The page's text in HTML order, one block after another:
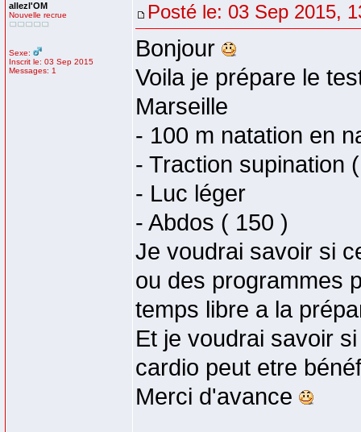
allezl'OM
Nouvelle recrue
Sexe:
Inscrit le: 03 Sep 2015
Messages: 1
Posté le: 03 Sep 2015,
Bonjour
Voila je prépare le
Marseille
- 100 m natation en
- Traction supination
- Luc léger
- Abdos ( 150 )
Je voudrai savoir si
ou des programmes
temps libre a la
Et je voudrai savoir
cardio peut etre
Merci d'avance